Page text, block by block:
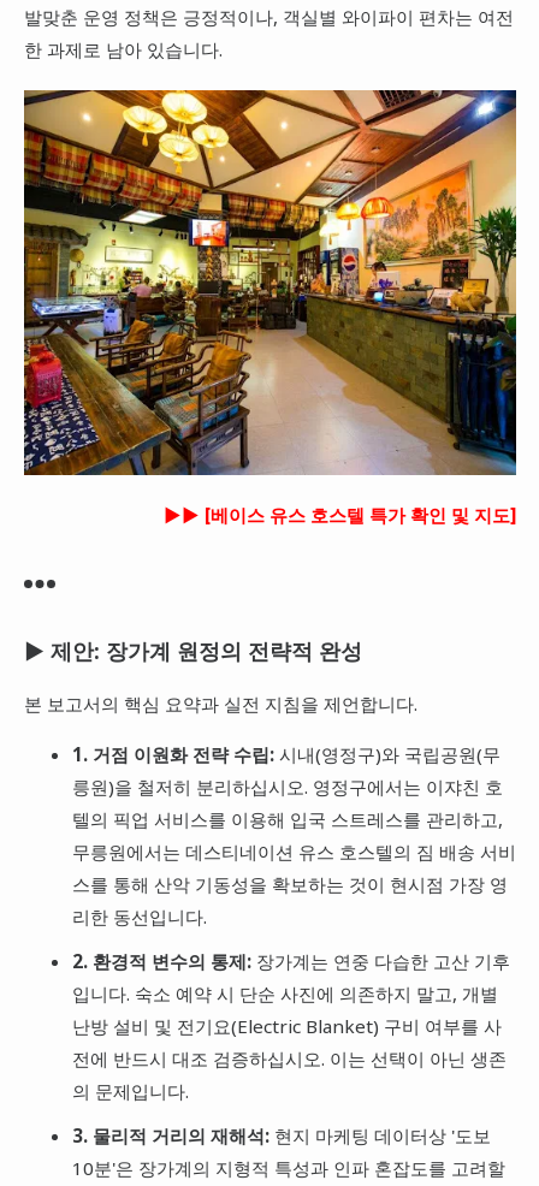
발맞춘 운영 정책은 긍정적이나, 객실별 와이파이 편차는 여전
한 과제로 남아 있습니다.
►► [베이스 유스 호스텔 특가 확인 및 지도]
▶ 제안: 장가계 원정의 전략적 완성
본 보고서의 핵심 요약과 실전 지침을 제언합니다.
1. 거점 이원화 전략 수립:시내(영정구)와 국립공원(무
릉원)을 철저히 분리하십시오. 영정구에서는 이쟈친 호
텔의 픽업 서비스를 이용해 입국 스트레스를 관리하고,
무릉원에서는 데스티네이션 유스 호스텔의 짐 배송 서비
스를 통해 산악 기동성을 확보하는 것이 현시점 가장 영
리한 동선입니다.
2. 환경적 변수의 통제:장가계는 연중 다습한 고산 기후
입니다. 숙소 예약 시 단순 사진에 의존하지 말고, 개별
난방 설비 및 전기요(Electric Blanket) 구비 여부를 사
전에 반드시 대조 검증하십시오. 이는 선택이 아닌 생존
의 문제입니다.
3. 물리적 거리의 재해석:현지 마케팅 데이터상 '도보
10분'은 장가계의 지형적 특성과 인파 혼잡도를 고려할